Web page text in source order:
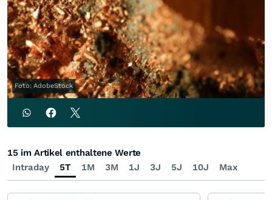
Foto: AdobeStock
Intraday 5T 1M 3M 1J 3J 5J 10J Max
15 im Artikel enthaltene Werte